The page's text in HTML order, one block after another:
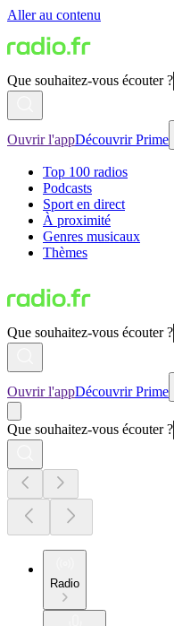
Aller au contenu
Que souhaitez-vous écouter ?
Ouvrir l'appDécouvrir Prime
Top 100 radios
Podcasts
Sport en direct
À proximité
Genres musicaux
Thèmes
Que souhaitez-vous écouter ?
Ouvrir l'appDécouvrir Prime
Que souhaitez-vous écouter ?
Radio